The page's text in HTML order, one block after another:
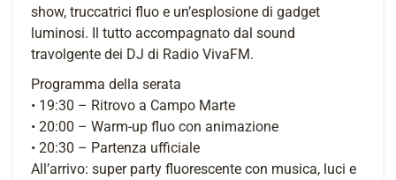
show, truccatrici fluo e un’esplosione di gadget
luminosi. Il tutto accompagnato dal sound
travolgente dei DJ di Radio VivaFM.
Programma della serata
• 19:30 – Ritrovo a Campo Marte
• 20:00 – Warm-up fluo con animazione
• 20:30 – Partenza ufficiale
All’arrivo: super party fluorescente con musica, luci e